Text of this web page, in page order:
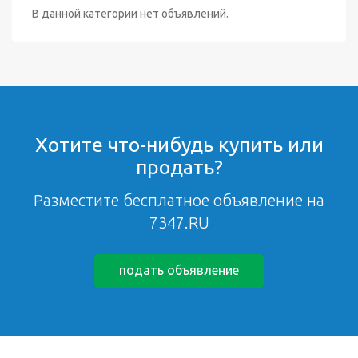
В данной категории нет объявлений.
Хотите что-нибудь купить или
продать?
Разместите бесплатное объявление на
7347.RU
подать объявление